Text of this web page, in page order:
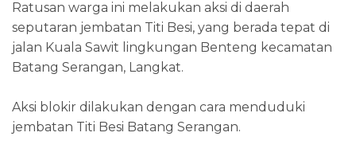
Ratusan warga ini melakukan aksi di daerah
seputaran jembatan Titi Besi, yang berada tepat di
jalan Kuala Sawit lingkungan Benteng kecamatan
Batang Serangan, Langkat.
Aksi blokir dilakukan dengan cara menduduki
jembatan Titi Besi Batang Serangan.